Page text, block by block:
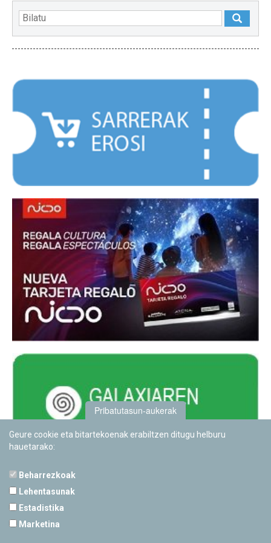
Pribatutasun-aukerak
Geure cookie eta bitartekoenak erabiltzen ditugu helburu
hauetarako:
Beharrezkoak
Lehentasunak
Estadistika
Marketina